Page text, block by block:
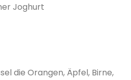
Joghurt
die Orangen, Äpfel, Birne,